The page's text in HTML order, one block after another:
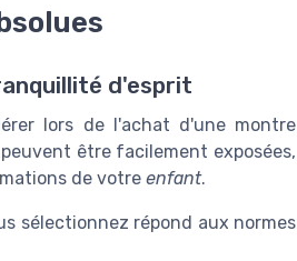
d'esprit
lors de l'achat d'une montre
être facilement exposées,
de votre enfant.
sélectionnez répond aux normes